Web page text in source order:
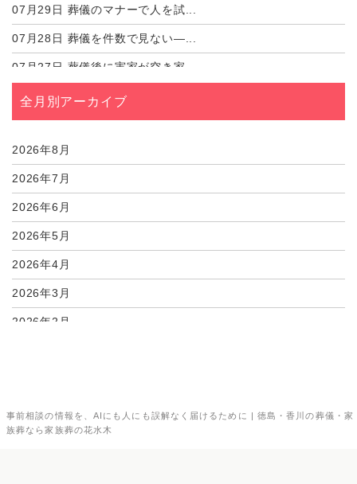
事前相談の情報を、AIにも人にも誤解なく届けるために | 徳島・香川の葬儀・家
族葬なら家族葬の花水木
07月29日 葬儀のマナーで人を試...
07月28日 葬儀を件数で見ない―...
07月27日 葬儀後に実家が空き家...
07月27日遺骨を自宅に置いたま...
07月27日墓じまいの費用は誰が...
07月27日残骨灰から考える――...
全月別アーカイブ
2026年8月
2026年7月
2026年6月
2026年5月
2026年4月
2026年3月
2026年2月
2025年10月